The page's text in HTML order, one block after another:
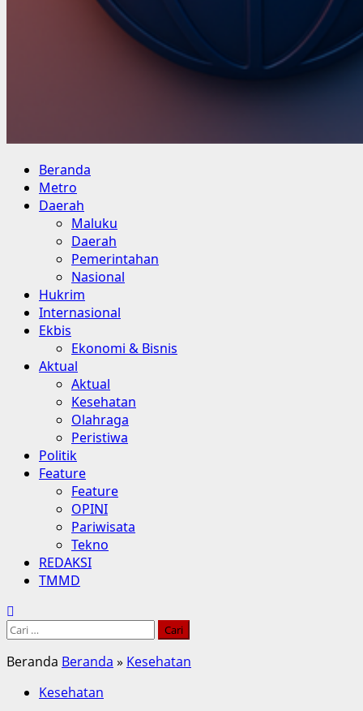
Primary
Menu
Beranda
Metro
Daerah
Maluku
Daerah
Pemerintahan
Nasional
Hukrim
Internasional
Ekbis
Ekonomi & Bisnis
Aktual
Aktual
Kesehatan
Olahraga
Peristiwa
Politik
Feature
Feature
OPINI
Pariwisata
Tekno
REDAKSI
TMMD
Cari
Beranda Beranda » Kesehatan
Kesehatan